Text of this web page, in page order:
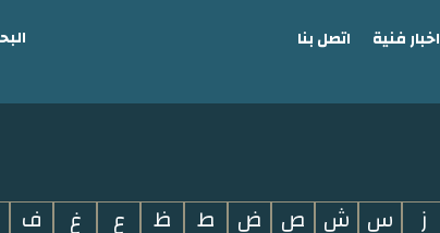
اخبار فنية اتصل بنا
ز س ش ص ض ط ظ ع غ ف